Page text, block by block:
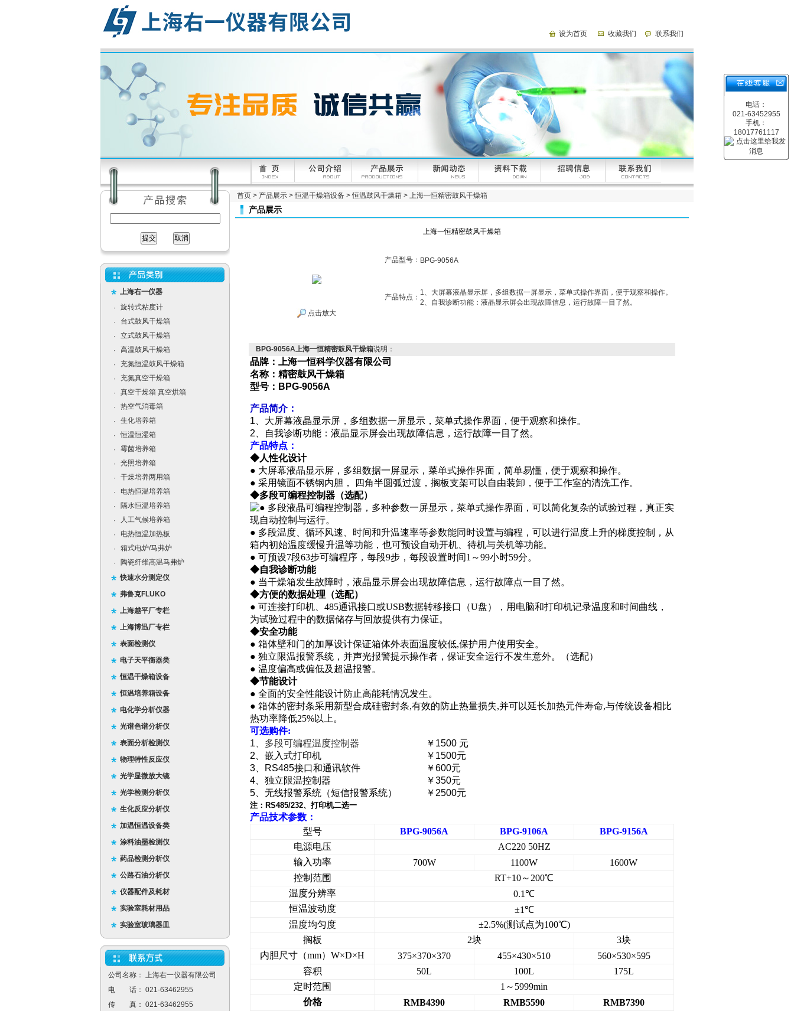
设为首页 收藏我们 联系我们
电话：
021-63452955
手机：
18017761117
上海右一仪器
·
旋转式粘度计
·
台式鼓风干燥箱
·
立式鼓风干燥箱
·
高温鼓风干燥箱
·
充氮恒温鼓风干燥箱
·
充氮真空干燥箱
·
真空干燥箱 真空烘箱
·
热空气消毒箱
·
生化培养箱
·
恒温恒湿箱
·
霉菌培养箱
·
光照培养箱
·
干燥培养两用箱
·
电热恒温培养箱
·
隔水恒温培养箱
·
人工气候培养箱
·
电热恒温加热板
·
箱式电炉/马弗炉
·
陶瓷纤维高温马弗炉
快速水分测定仪
弗鲁克FLUKO
上海越平厂专栏
上海博迅厂专栏
表面检测仪
电子天平衡器类
恒温干燥箱设备
恒温培养箱设备
电化学分析仪器
光谱色谱分析仪
表面分析检测仪
物理特性反应仪
光学显微放大镜
光学检测分析仪
生化反应分析仪
加温恒温设备类
涂料油墨检测仪
药品检测分析仪
公路石油分析仪
仪器配件及耗材
实验室耗材用品
实验室玻璃器皿
公司名称： 上海右一仪器有限公司
电 话： 021-63462955
传 真： 021-63462955
首页 > 产品展示 >恒温干燥箱设备 >恒温鼓风干燥箱 > 上海一恒精密鼓风干燥箱
产品展示
上海一恒精密鼓风干燥箱
点击放大
产品型号： BPG-9056A
产品特点：
1、大屏幕液晶显示屏，多组数据一屏显示，菜单式操作界面，便于观察和操作。
2、自我诊断功能：液晶显示屏会出现故障信息，运行故障一目了然。
BPG-9056A上海一恒精密鼓风干燥箱说明：
品牌：上海一恒科学仪器有限公司
名称：精密鼓风干燥箱
型号： BPG-9056A
产品简介：
1、大屏幕液晶显示屏，多组数据一屏显示，菜单式操作界面，便于观察和操作。
2、自我诊断功能：液晶显示屏会出现故障信息，运行故障一目了然。
产品特点：
◆人性化设计
● 大屏幕液晶显示屏，多组数据一屏显示，菜单式操作界面，简单易懂，便于观察和操作。
● 采用镜面不锈钢内胆， 四角半圆弧过渡，搁板支架可以自由装卸，便于工作室的清洗工作。
◆多段可编程控制器（选配）
● 多段液晶可编程控制器，多种参数一屏显示，菜单式操作界面，可以简化复杂的试验过程，真正实
现自动控制与运行。
● 多段温度、循环风速、时间和升温速率等参数能同时设置与编程，可以进行温度上升的梯度控制，从
箱内初始温度缓慢升温等功能，也可预设自动开机、待机与关机等功能。
● 可预设7段63步可编程序，每段9步，每段设置时间1～99小时59分。
◆自我诊断功能
● 当干燥箱发生故障时，液晶显示屏会出现故障信息，运行故障点一目了然。
◆方便的数据处理（选配）
● 可连接打印机、485通讯接口或USB数据转移接口（U盘），用电脑和打印机记录温度和时间曲线，
为试验过程中的数据储存与回放提供有力保证。
◆安全功能
● 箱体壁和门的加厚设计保证箱体外表面温度较低,保护用户使用安全。
● 独立限温报警系统，并声光报警提示操作者，保证安全运行不发生意外。（选配）
● 温度偏高或偏低及超温报警。
◆节能设计
● 全面的安全性能设计防止高能耗情况发生。
● 箱体的密封条采用新型合成硅密封条,有效的防止热量损失,并可以延长加热元件寿命,与传统设备相比
热功率降低25%以上。
可选购件:
1 、多段可编程温度控制器 ￥ 1500 元
2 、嵌入式打印机 ￥ 1500元
3、 RS485接口和通讯软件 ￥600元
4、独立限温控制器 ￥350元
5、无线报警系统（短信报警系统） ￥ 2500元
注： RS485/232、打印机二选一
产品技术参数：
型号
BPG-9056A BPG-9106A
BPG-9156A
电源电压
AC220 50HZ
输入功率
700W 1100W
1600W
控制范围
RT+10～200℃
温度分辨率
0.1℃
恒温波动度
±1℃
温度均匀度
±2.5%(测试点为100℃)
搁板
2块
3块
内胆尺寸（mm）W×D×H
375×370×370 455×430×510
560×530×595
容积
50L 100L
175L
定时范围
1～5999min
价格
RMB4390 RMB5590 RMB7390